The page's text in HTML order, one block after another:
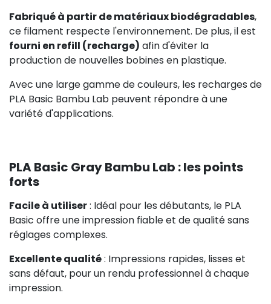
Fabriqué à partir de matériaux biodégradables,
ce filament respecte l'environnement. De plus, il est
fourni en refill (recharge) afin d'éviter la
production de nouvelles bobines en plastique.
Avec une large gamme de couleurs, les recharges de
PLA Basic Bambu Lab peuvent répondre à une
variété d'applications.
PLA Basic Gray Bambu Lab : les points
forts
Facile à utiliser: Idéal pour les débutants, le PLA
Basic offre une impression fiable et de qualité sans
réglages complexes.
Excellente qualité: Impressions rapides, lisses et
sans défaut, pour un rendu professionnel à chaque
impression.